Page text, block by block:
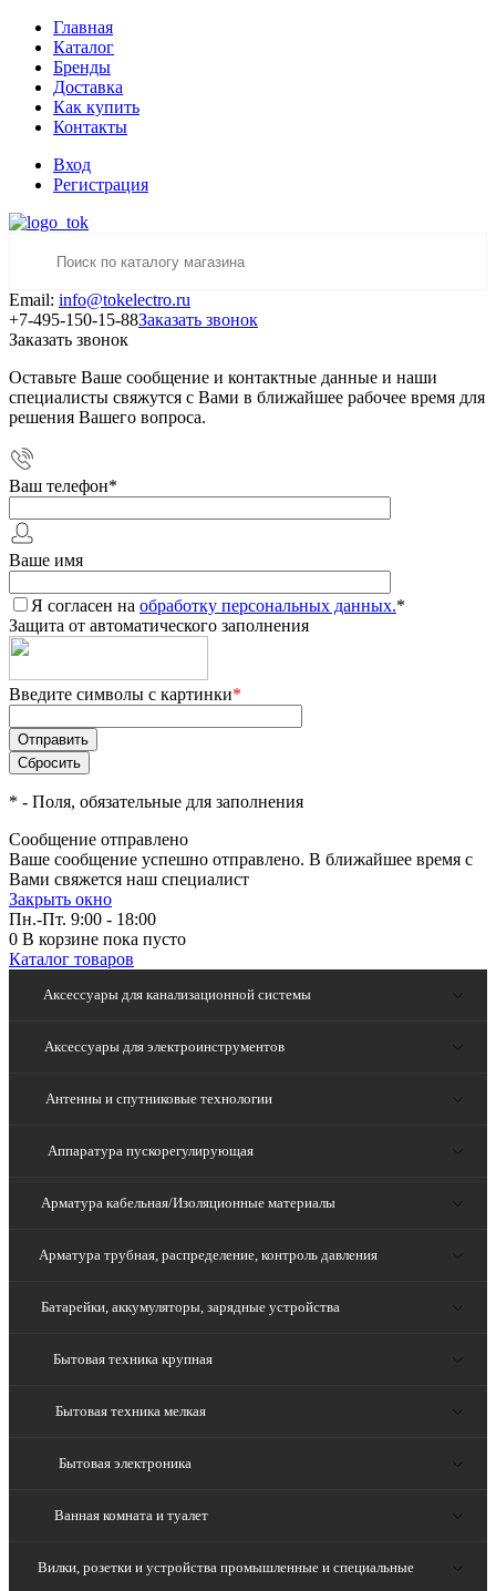
Главная
Каталог
Бренды
Доставка
Как купить
Контакты
Вход
Регистрация
Email: info@tokelectro.ru
+7-495-150-15-88Заказать звонок
Заказать звонок
Оставьте Ваше сообщение и контактные данные и наши
специалисты свяжутся с Вами в ближайшее рабочее время для
решения Вашего вопроса.
Ваш телефон*
Ваше имя
Я согласен на обработку персональных данных.*
Защита от автоматического заполнения
Введите символы с картинки*
* - Поля, обязательные для заполнения
Сообщение отправлено
Ваше сообщение успешно отправлено. В ближайшее время с
Вами свяжется наш специалист
Закрыть окно
Пн.-Пт. 9:00 - 18:00
0 В корзине пока пусто
Каталог товаров
Аксессуары для канализационной системы
Аксессуары для электроинструментов
Антенны и спутниковые технологии
Аппаратура пускорегулирующая
Арматура кабельная/Изоляционные материалы
Арматура трубная, распределение, контроль давления
Батарейки, аккумуляторы, зарядные устройства
Бытовая техника крупная
Бытовая техника мелкая
Бытовая электроника
Ванная комната и туалет
Вилки, розетки и устройства промышленные и специальные